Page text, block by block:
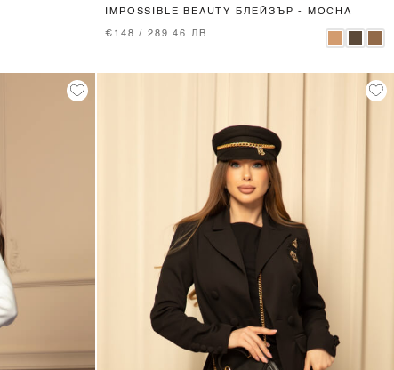
IMPOSSIBLE BEAUTY БЛЕЙЗЪР - MOCHA
€148 / 289.46 ЛВ.